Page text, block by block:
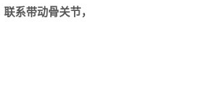
系带动骨关节，